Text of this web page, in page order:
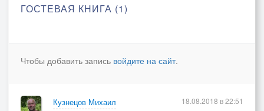
ГОСТЕВАЯ КНИГА (1)
Чтобы добавить запись войдите на сайт.
Кузнецов Михаил
18.08.2018 в 22:51